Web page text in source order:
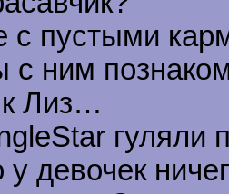
с пустыми
с ним
Лиз…
гуляли
у девочек